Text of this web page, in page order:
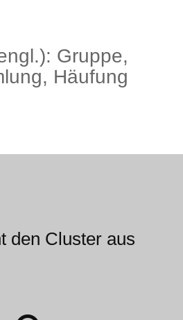
Gruppe,
Häufung
den Cluster aus